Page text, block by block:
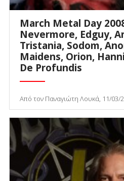
March Metal Day
Nevermore, Edguy,
Tristania, Sodom,
Maidens, Orion,
De Profundis
Από τον Παναγιώτη Λουκά, 11/03/